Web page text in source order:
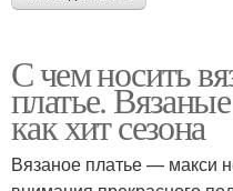
С чем носить
платье.
как хит сезона
Вязаное платье — макси